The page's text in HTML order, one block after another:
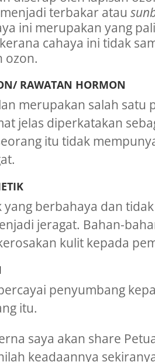
terbakar atau
ini merupakan yang
cahaya ini tidak
ozon.
RAWATAN HORMON
merupakan salah satu
jelas diperkatakan
itu tidak
yang berbahaya dan
jeragat. Bahan-
kulit kepada
penyumbang
itu.
saya akan share
keadaannya